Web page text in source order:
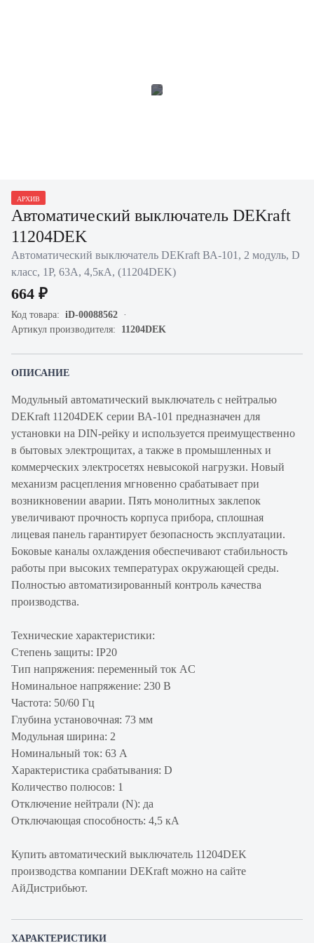
АРХИВ
Автоматический выключатель DEKraft
11204DEK
Автоматический выключатель DEKraft ВА-101, 2 модуль, D
класс, 1P, 63А, 4,5кА, (11204DEK)
664 ₽
Код товара: iD-00088562
Артикул производителя: 11204DEK
ОПИСАНИЕ
Модульный автоматический выключатель с нейтралью
DEKraft 11204DEK серии ВА-101 предназначен для
установки на DIN-рейку и используется преимущественно
в бытовых электрощитах, а также в промышленных и
коммерческих электросетях невысокой нагрузки. Новый
механизм расцепления мгновенно срабатывает при
возникновении аварии. Пять монолитных заклепок
увеличивают прочность корпуса прибора, сплошная
лицевая панель гарантирует безопасность эксплуатации.
Боковые каналы охлаждения обеспечивают стабильность
работы при высоких температурах окружающей среды.
Полностью автоматизированный контроль качества
производства.
Технические характеристики:
Степень защиты: IP20
Тип напряжения: переменный ток AC
Номинальное напряжение: 230 В
Частота: 50/60 Гц
Глубина установочная: 73 мм
Модульная ширина: 2
Номинальный ток: 63 А
Характеристика срабатывания: D
Количество полюсов: 1
Отключение нейтрали (N): да
Отключающая способность: 4,5 кА
Купить автоматический выключатель 11204DEK
производства компании DEKraft можно на сайте
АйДистрибьют.
ХАРАКТЕРИСТИКИ